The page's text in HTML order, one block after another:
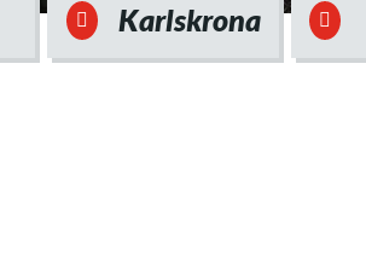
 Karlskrona 